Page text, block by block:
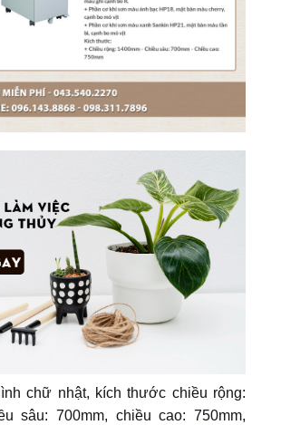
chữ nhật, kích thước chiều rộng:
sâu: 700mm, chiều cao: 750mm,